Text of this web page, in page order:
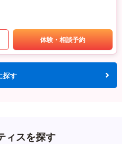
体験・相談予約
探す
ィスを探す